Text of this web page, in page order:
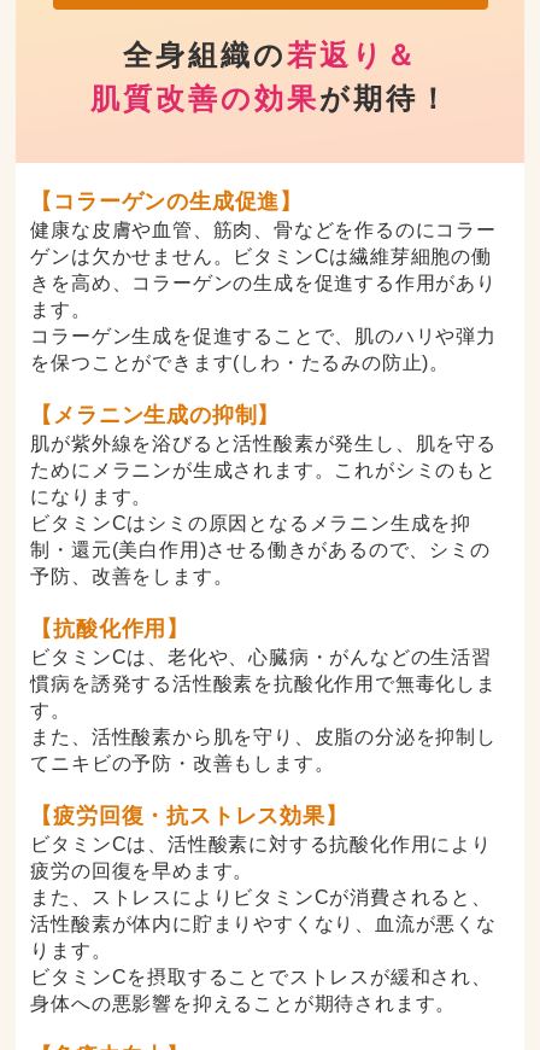
全身組織の若返り＆
肌質改善の効果が期待！
【コラーゲンの生成促進】
健康な皮膚や血管、筋肉、骨などを作るのにコラー
ゲンは欠かせません。ビタミンCは繊維芽細胞の働
きを高め、コラーゲンの生成を促進する作用があり
ます。
コラーゲン生成を促進することで、肌のハリや弾力
を保つことができます(しわ・たるみの防止)。
【メラニン生成の抑制】
肌が紫外線を浴びると活性酸素が発生し、肌を守る
ためにメラニンが生成されます。これがシミのもと
になります。
ビタミンCはシミの原因となるメラニン生成を抑
制・還元(美白作用)させる働きがあるので、シミの
予防、改善をします。
【抗酸化作用】
ビタミンCは、老化や、心臓病・がんなどの生活習
慣病を誘発する活性酸素を抗酸化作用で無毒化しま
す。
また、活性酸素から肌を守り、皮脂の分泌を抑制し
てニキビの予防・改善もします。
【疲労回復・抗ストレス効果】
ビタミンCは、活性酸素に対する抗酸化作用により
疲労の回復を早めます。
また、ストレスによりビタミンCが消費されると、
活性酸素が体内に貯まりやすくなり、血流が悪くな
ります。
ビタミンCを摂取することでストレスが緩和され、
身体への悪影響を抑えることが期待されます。